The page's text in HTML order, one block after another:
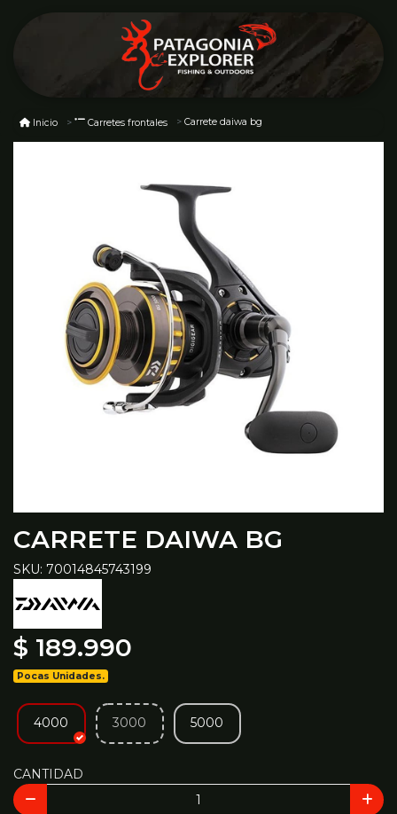
Inicio Carretes frontales Carrete daiwa bg
CARRETE DAIWA BG
SKU: 70014845743199
$ 189.990
Pocas Unidades.
4000 3000 5000
CANTIDAD